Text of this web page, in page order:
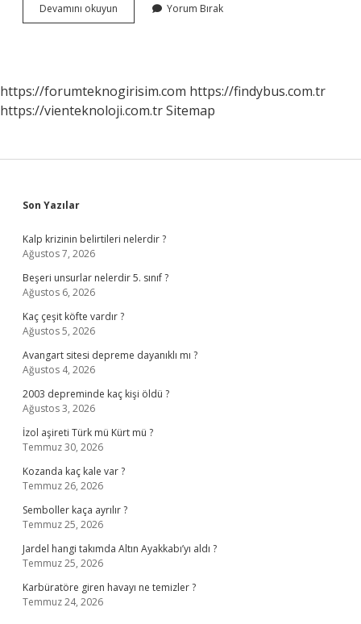
Devamını okuyun Beypazarı
Kurusu
Yorum Bırak
https://forumteknogirisim.com https://findybus.com.tr
https://vienteknoloji.com.trSitemap
Sidebar
Son Yazılar
Kalp krizinin belirtileri nelerdir ?
Ağustos 7, 2026
Beşeri unsurlar nelerdir 5. sınıf ?
Ağustos 6, 2026
Kaç çeşit köfte vardır ?
Ağustos 5, 2026
Avangart sitesi depreme dayanıklı mı ?
Ağustos 4, 2026
2003 depreminde kaç kişi öldü ?
Ağustos 3, 2026
İzol aşireti Türk mü Kürt mü ?
Temmuz 30, 2026
Kozanda kaç kale var ?
Temmuz 26, 2026
Semboller kaça ayrılır ?
Temmuz 25, 2026
Jardel hangi takımda Altın Ayakkabı’yı aldı ?
Temmuz 25, 2026
Karbüratöre giren havayı ne temizler ?
Temmuz 24, 2026